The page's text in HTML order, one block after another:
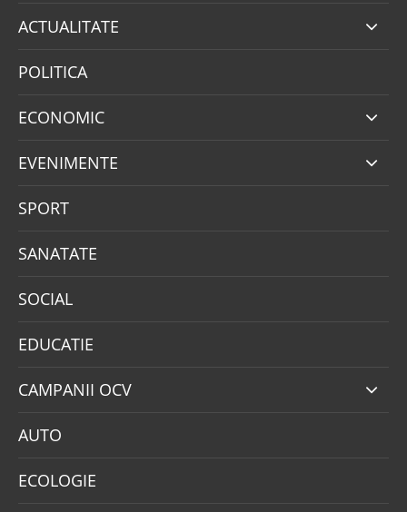
ACTUALITATE
POLITICA
ECONOMIC
EVENIMENTE
SPORT
SANATATE
SOCIAL
EDUCATIE
CAMPANII OCV
AUTO
ECOLOGIE